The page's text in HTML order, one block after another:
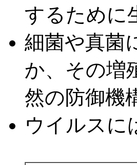
するために
細菌や真菌
か、その増
然の防御機
ウイルスに